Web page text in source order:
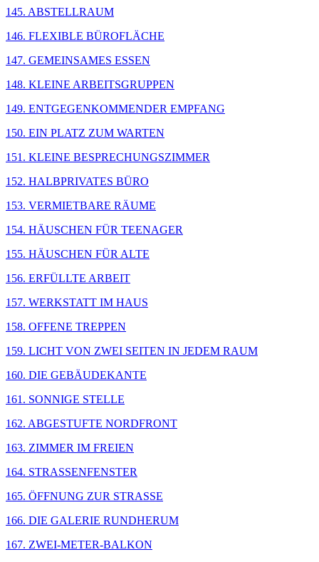
145. ABSTELLRAUM
146. FLEXIBLE BÜROFLÄCHE
147. GEMEINSAMES ESSEN
148. KLEINE ARBEITSGRUPPEN
149. ENTGEGENKOMMENDER EMPFANG
150. EIN PLATZ ZUM WARTEN
151. KLEINE BESPRECHUNGSZIMMER
152. HALBPRIVATES BÜRO
153. VERMIETBARE RÄUME
154. HÄUSCHEN FÜR TEENAGER
155. HÄUSCHEN FÜR ALTE
156. ERFÜLLTE ARBEIT
157. WERKSTATT IM HAUS
158. OFFENE TREPPEN
159. LICHT VON ZWEI SEITEN IN JEDEM RAUM
160. DIE GEBÄUDEKANTE
161. SONNIGE STELLE
162. ABGESTUFTE NORDFRONT
163. ZIMMER IM FREIEN
164. STRASSENFENSTER
165. ÖFFNUNG ZUR STRASSE
166. DIE GALERIE RUNDHERUM
167. ZWEI-METER-BALKON